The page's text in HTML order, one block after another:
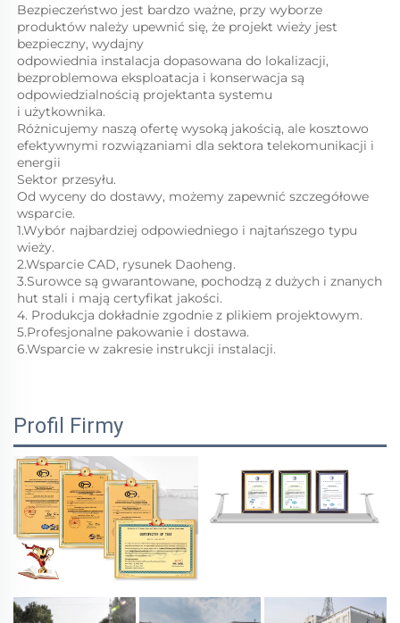
Bezpieczeństwo jest bardzo ważne, przy wyborze
produktów należy upewnić się, że projekt wieży jest
bezpieczny, wydajny
odpowiednia instalacja dopasowana do lokalizacji,
bezproblemowa eksploatacja i konserwacja są
odpowiedzialnością projektanta systemu
i użytkownika.
Różnicujemy naszą ofertę wysoką jakością, ale kosztowo
efektywnymi rozwiązaniami dla sektora telekomunikacji i
energii
Sektor przesyłu.
Od wyceny do dostawy, możemy zapewnić szczegółowe
wsparcie.
1.Wybór najbardziej odpowiedniego i najtańszego typu
wieży.
2.Wsparcie CAD, rysunek Daoheng.
3.Surowce są gwarantowane, pochodzą z dużych i znanych
hut stali i mają certyfikat jakości.
4. Produkcja dokładnie zgodnie z plikiem projektowym.
5.Profesjonalne pakowanie i dostawa.
6.Wsparcie w zakresie instrukcji instalacji.
Profil Firmy